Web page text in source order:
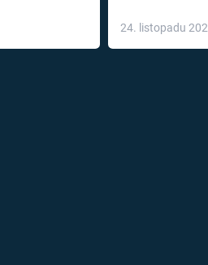
léky
24. listopadu